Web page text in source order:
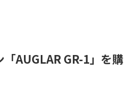
AUGLAR GR-1」を購